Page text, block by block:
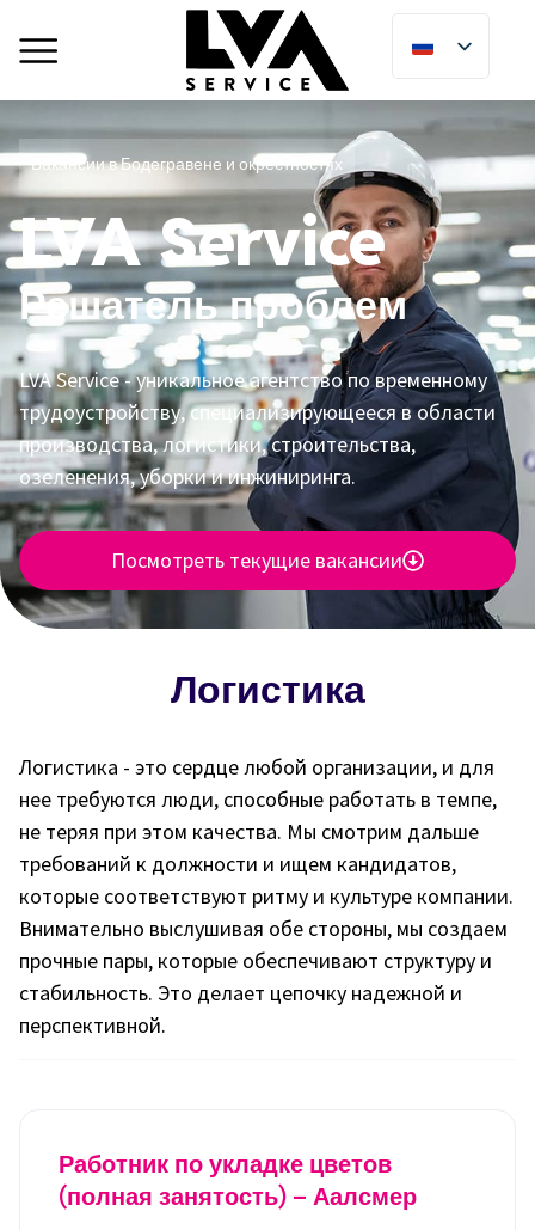
Вакансии в Бодегравене и окрестностях
LVA Service
Решатель проблем
LVA Service - уникальное агентство по временному
трудоустройству, специализирующееся в области
производства, логистики, строительства,
озеленения, уборки и инжиниринга.
Посмотреть текущие вакансии
Логистика
Логистика - это сердце любой организации, и для
нее требуются люди, способные работать в темпе,
не теряя при этом качества. Мы смотрим дальше
требований к должности и ищем кандидатов,
которые соответствуют ритму и культуре компании.
Внимательно выслушивая обе стороны, мы создаем
прочные пары, которые обеспечивают структуру и
стабильность. Это делает цепочку надежной и
перспективной.
Работник по укладке цветов
(полная занятость) – Аалсмер